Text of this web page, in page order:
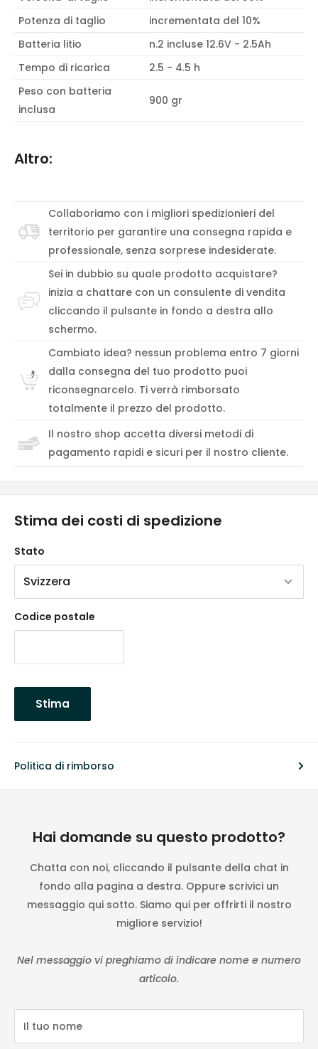
Potenza di taglio
incrementata del 10%
Batteria litio
n.2 incluse 12.6V - 2.5Ah
Tempo di ricarica
2.5 - 4.5 h
Peso con batteria
inclusa
900 gr
Altro:
Collaboriamo con i migliori spedizionieri del
territorio per garantire una consegna rapida e
professionale, senza sorprese indesiderate.
Sei in dubbio su quale prodotto acquistare?
inizia a chattare con un consulente di vendita
cliccando il pulsante in fondo a destra allo
schermo.
Cambiato idea? nessun problema entro 7 giorni
dalla consegna del tuo prodotto puoi
riconsegnarcelo. Ti verrà rimborsato
totalmente il prezzo del prodotto.
Il nostro shop accetta diversi metodi di
pagamento rapidi e sicuri per il nostro cliente.
Stima dei costi di spedizione
Stato
Codice postale
Stima
Politica di rimborso
Hai domande su questo prodotto?
Chatta con noi, cliccando il pulsante della chat in
fondo alla pagina a destra. Oppure scrivici un
messaggio qui sotto. Siamo qui per offrirti il nostro
migliore servizio!
Nel messaggio vi preghiamo di indicare nome e numero
articolo.
Il tuo nome